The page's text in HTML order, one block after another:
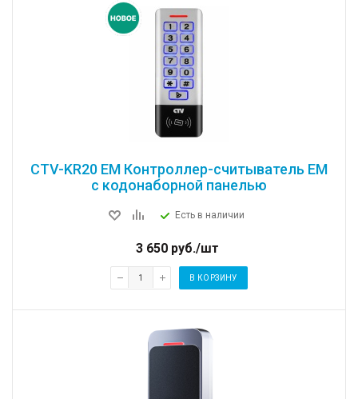
CTV-KR20 EM Контроллер-считыватель ЕМ
с кодонаборной панелью
Есть в наличии
3 650 руб./шт
В КОРЗИНУ